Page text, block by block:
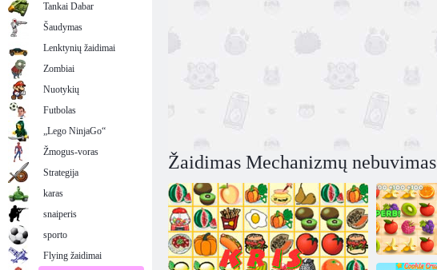
Žaidimas Mechanizmų nebuvimas
Tankai Dabar
Šaudymas
Lenktynių žaidimai
Zombiai
Nuotykių
Futbolas
„Lego NinjaGo“
Žmogus-voras
Strategija
karas
snaiperis
sporto
Flying žaidimai